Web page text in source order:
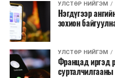
УЛСТӨР НИЙГЭМ
Нэгдүгээр
зохион
УЛСТӨР НИЙГЭМ
Францад иргэд
сурталчилгааны